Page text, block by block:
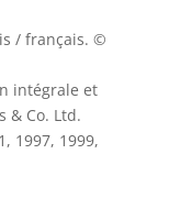
/ français. ©
intégrale et
& Co. Ltd.
1997, 1999,